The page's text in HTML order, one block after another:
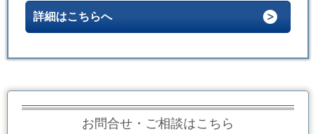
詳細はこちらへ
お問合せ・ご相談はこちら